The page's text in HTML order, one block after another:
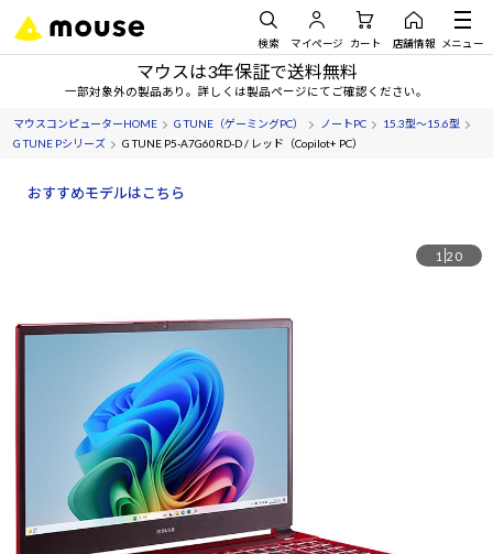
検索 マイページ カート 店舗情報 メニュー
マウスは3年保証で送料無料
一部対象外の製品あり。詳しくは製品ページにてご確認ください。
マウスコンピューターHOME G TUNE（ゲーミングPC） ノートPC
15.3型～15.6型
G TUNE Pシリーズ
G TUNE P5-A7G60RD-D / レッド（Copilot+ PC）
おすすめモデルはこちら
1 20